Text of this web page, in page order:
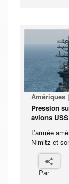
Amériques
Pression
avions
L’armée
Nimitz et
Par